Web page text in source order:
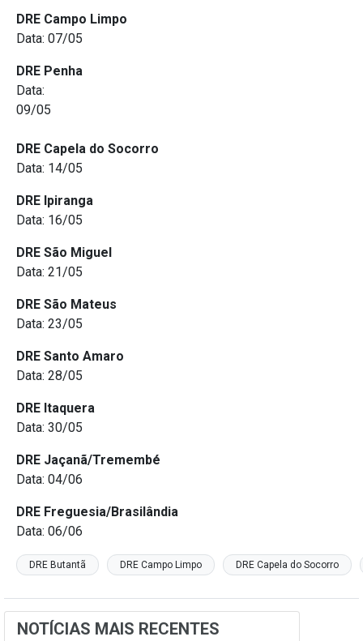
DRE Campo Limpo
Data: 07/05
DRE Penha
Data:
09/05
DRE Capela do Socorro
Data: 14/05
DRE Ipiranga
Data: 16/05
DRE São Miguel
Data: 21/05
DRE São Mateus
Data: 23/05
DRE Santo Amaro
Data: 28/05
DRE Itaquera
Data: 30/05
DRE Jaçanã/Tremembé
Data: 04/06
DRE Freguesia/Brasilândia
Data: 06/06
DRE Butantã DRE Campo Limpo DRE Capela do Socorro
NOTÍCIAS MAIS RECENTES